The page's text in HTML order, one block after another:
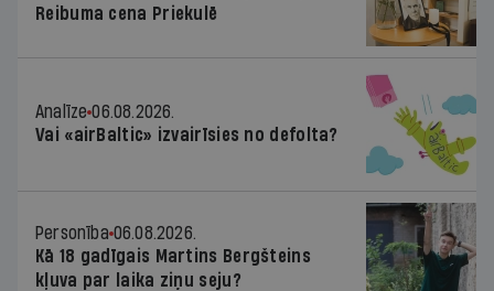
Reibuma cena Priekulē
Analīze 06.08.2026.
Vai «airBaltic» izvairīsies no defolta?
Personība 06.08.2026.
Kā 18 gadīgais Martins Bergšteins
kļuva par laika ziņu seju?